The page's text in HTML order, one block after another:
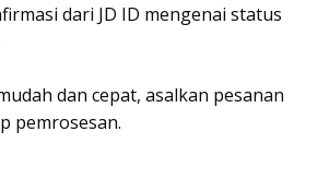
dari JD ID mengenai status
dan cepat, asalkan pesanan
pemrosesan.